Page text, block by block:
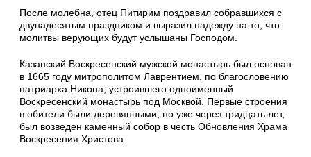
После молебна, отец Питирим поздравил собравшихся с
двунадесятым праздником и выразил надежду на то, что
молитвы верующих будут услышаны Господом.
Казанский Воскресенский мужской монастырь был основан
в 1665 году митрополитом Лаврентием, по благословению
патриарха Никона, устроившего одноименный
Воскресенский монастырь под Москвой. Первые строения
в обители были деревянными, но уже через тридцать лет,
был возведен каменный собор в честь Обновления Храма
Воскресения Христова.